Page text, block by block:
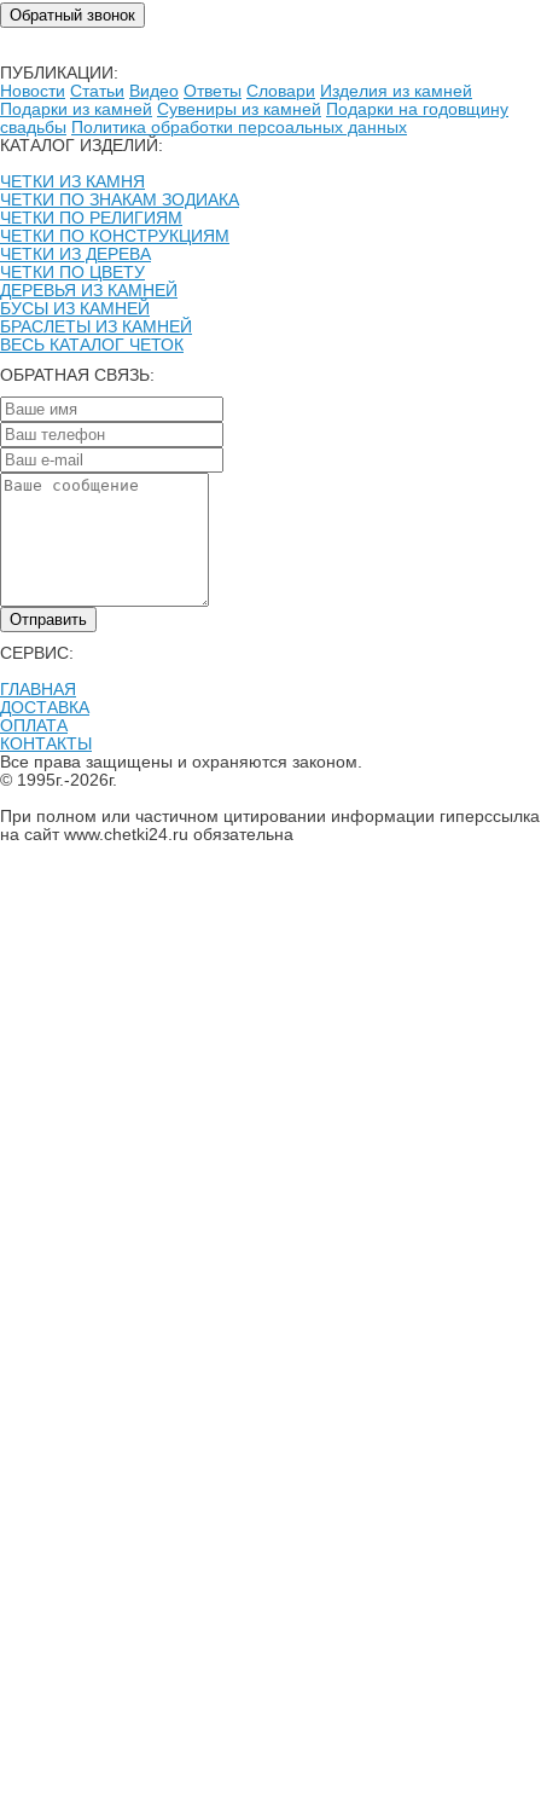
Обратный звонок
ПУБЛИКАЦИИ:
Новости Статьи Видео Ответы Словари Изделия из камней
Подарки из камней Сувениры из камней Подарки на годовщину
свадьбы Политика обработки персоальных данных
КАТАЛОГ ИЗДЕЛИЙ:
ЧЕТКИ ИЗ КАМНЯ
ЧЕТКИ ПО ЗНАКАМ ЗОДИАКА
ЧЕТКИ ПО РЕЛИГИЯМ
ЧЕТКИ ПО КОНСТРУКЦИЯМ
ЧЕТКИ ИЗ ДЕРЕВА
ЧЕТКИ ПО ЦВЕТУ
ДЕРЕВЬЯ ИЗ КАМНЕЙ
БУСЫ ИЗ КАМНЕЙ
БРАСЛЕТЫ ИЗ КАМНЕЙ
ВЕСЬ КАТАЛОГ ЧЕТОК
ОБРАТНАЯ СВЯЗЬ:
Отправить
СЕРВИС:
ГЛАВНАЯ
ДОСТАВКА
ОПЛАТА
КОНТАКТЫ
Все права защищены и охраняются законом.
© 1995г.-2026г.
При полном или частичном цитировании информации гиперссылка
на сайт www.chetki24.ru обязательна